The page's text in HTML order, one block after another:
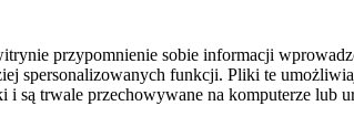
przypomnienie sobie informacji
spersonalizowanych funkcji. Pliki te
i są trwale przechowywane na komputerze lub